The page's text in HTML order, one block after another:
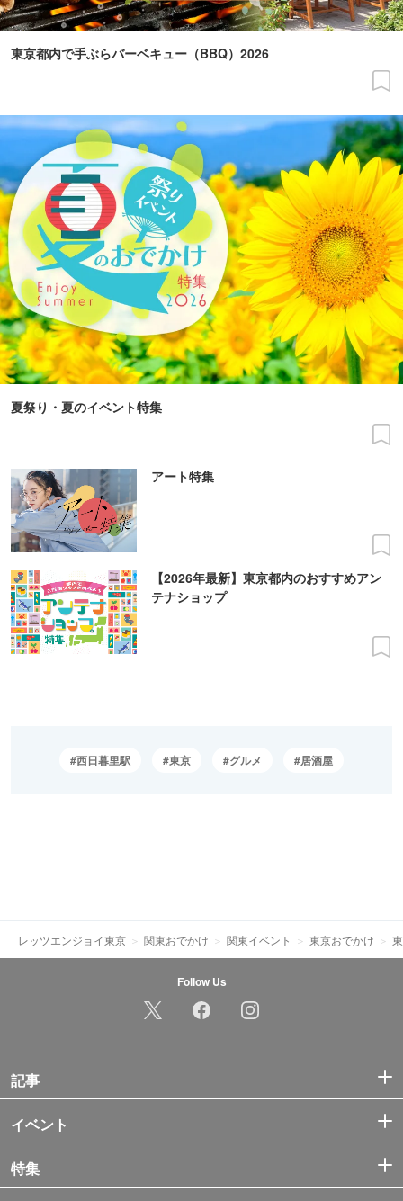
東京都内で手ぶらバーベキュー（BBQ）2026
夏祭り・夏のイベント特集
アート特集
【2026年最新】東京都内のおすすめアン
テナショップ
西日暮里駅 東京 グルメ 居酒屋
レッツエンジョイ東京 関東おでかけ 関東イベント 東京おでかけ
Follow Us
記事
イベント
特集